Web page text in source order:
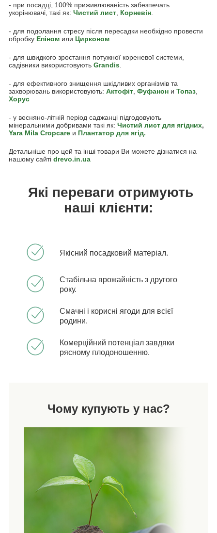
- при посадці, 100% приживлюваність забезпечать
укорінювачі, такі як: Чистий лист Корневін
- для подолання стресу після пересадки необхідно провести
обробку Епіном или Цирконом
- для швидкого зростання потужної кореневої системи,
садівники використовують Grandis
- для ефективного знищення шкідливих організмів та
захворювань використовують: Актофіт Фуфанон и Топаз
Хорус
- у весняно-літній період саджанці підгодовують
мінеральними добривами такі як: Чистий лист для ягідних,
Yara Mila Cropcare и Плантатор для ягід.
Детальніше про цей та інші товари Ви можете дізнатися на
нашому сайті drevo.in.ua
Які переваги отримують
наші клієнти:
Якісний посадковий матеріал.
Стабільна врожайність з другого
року.
Смачні і корисні ягоди для всієї
родини.
Комерційний потенціал завдяки
рясному плодоношенню.
Чому купують у нас?